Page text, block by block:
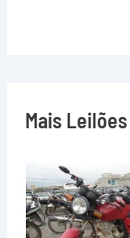
Mais